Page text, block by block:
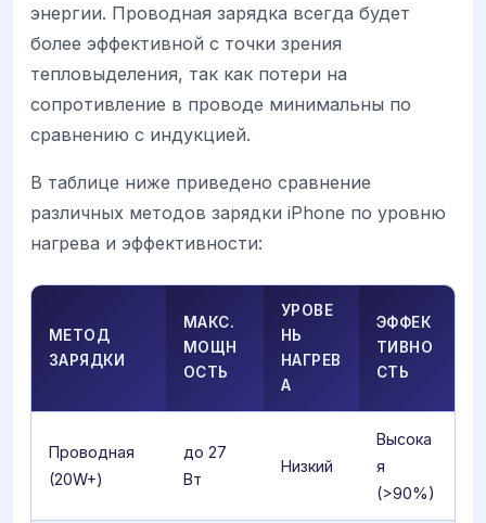
энергии. Проводная зарядка всегда будет
более эффективной с точки зрения
тепловыделения, так как потери на
сопротивление в проводе минимальны по
сравнению с индукцией.
В таблице ниже приведено сравнение
различных методов зарядки iPhone по уровню
нагрева и эффективности:
МЕТОД
ЗАРЯДКИ
МАКС.
МОЩН
ОСТЬ
УРОВЕ
НЬ
НАГРЕВ
А
ЭФФЕК
ТИВНО
СТЬ
Проводная
(20W+)
до 27
Вт
Низкий
Высока
я
(>90%)